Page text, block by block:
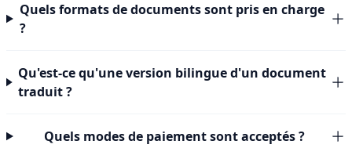
Quels formats de documents sont pris en charge
?
Qu'est-ce qu'une version bilingue d'un document
traduit ?
Quels modes de paiement sont acceptés ?